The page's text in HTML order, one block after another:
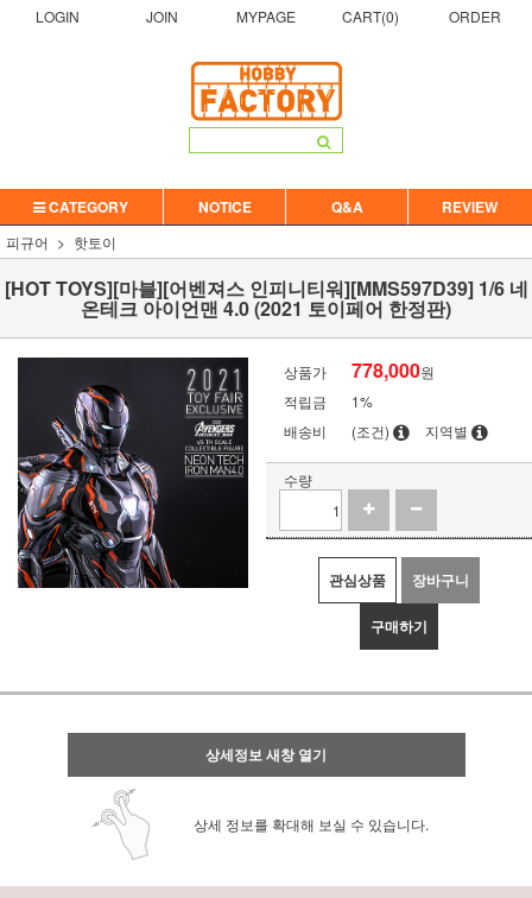
LOGIN JOIN MYPAGE CART(0) ORDER
CATEGORY NOTICE Q&A REVIEW
피규어 핫토이
[HOT TOYS][마블][어벤져스 인피니티워][MMS597D39] 1/6 네
온테크 아이언맨 4.0 (2021 토이페어 한정판)
상품가 778,000원
적립금
1%
배송비
(조건) 지역별
수량
관심상품 장바구니
구매하기
상세정보 새창 열기
상세 정보를 확대해 보실 수 있습니다.